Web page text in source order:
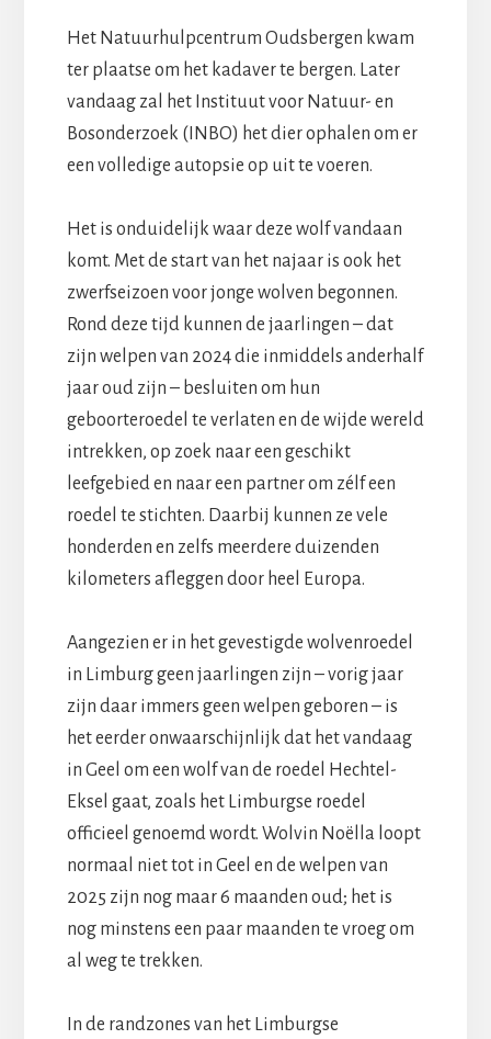
Het Natuurhulpcentrum Oudsbergen kwam
ter plaatse om het kadaver te bergen. Later
vandaag zal het Instituut voor Natuur- en
Bosonderzoek (INBO) het dier ophalen om er
een volledige autopsie op uit te voeren.
Het is onduidelijk waar deze wolf vandaan
komt. Met de start van het najaar is ook het
zwerfseizoen voor jonge wolven begonnen.
Rond deze tijd kunnen de jaarlingen – dat
zijn welpen van 2024 die inmiddels anderhalf
jaar oud zijn – besluiten om hun
geboorteroedel te verlaten en de wijde wereld
intrekken, op zoek naar een geschikt
leefgebied en naar een partner om zélf een
roedel te stichten. Daarbij kunnen ze vele
honderden en zelfs meerdere duizenden
kilometers afleggen door heel Europa.
Aangezien er in het gevestigde wolvenroedel
in Limburg geen jaarlingen zijn – vorig jaar
zijn daar immers geen welpen geboren – is
het eerder onwaarschijnlijk dat het vandaag
in Geel om een wolf van de roedel Hechtel-
Eksel gaat, zoals het Limburgse roedel
officieel genoemd wordt. Wolvin Noëlla loopt
normaal niet tot in Geel en de welpen van
2025 zijn nog maar 6 maanden oud; het is
nog minstens een paar maanden te vroeg om
al weg te trekken.
In de randzones van het Limburgse